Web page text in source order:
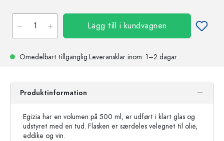
Lägg till i kundvagnen
Omedelbart tillgänglig.Leveransklar inom: 1–2 dagar
Produktinformation
Egizia har en volumen på 500 ml, er udført i klart glas og
udstyret med en tud. Flasken er særdeles velegnet til olie,
eddike og vin.